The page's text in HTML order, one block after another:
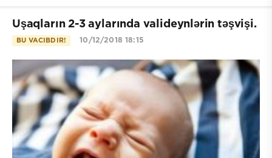
Uşaqların 2-3 aylarında valideynlərin təşvişi.
BU VACIBDIR! 10/12/2018 18:15